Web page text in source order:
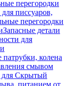
перегородки
писсуаров,
перегородки
Запасные детали
для
колена
смывом
для Скрытый
питанием от